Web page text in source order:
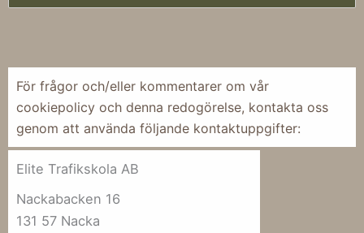
För frågor och/eller kommentarer om vår
cookiepolicy och denna redogörelse, kontakta oss
genom att använda följande kontaktuppgifter:
Elite Trafikskola AB
Nackabacken 16
131 57 Nacka